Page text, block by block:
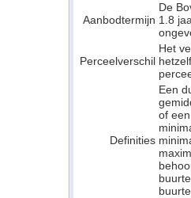
Aanbodtermijn
De
1.8
Perceelverschil
Het
Definities
Een
of